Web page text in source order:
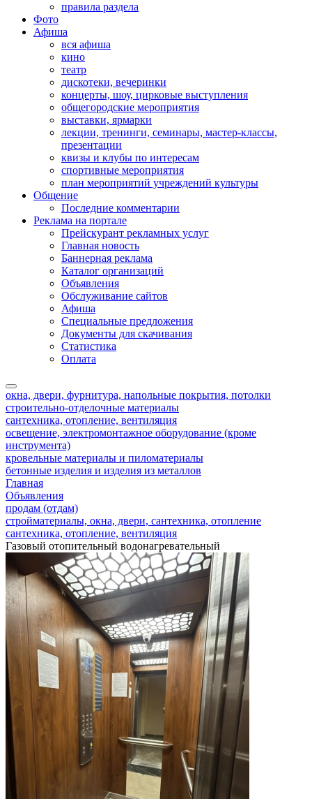
правила раздела
Фото
Афиша
вся афиша
кино
театр
дискотеки, вечеринки
концерты, шоу, цирковые выступления
общегородские мероприятия
выставки, ярмарки
лекции, тренинги, семинары, мастер-классы,
презентации
квизы и клубы по интересам
спортивные мероприятия
план мероприятий учреждений культуры
Общение
Последние комментарии
Реклама на портале
Прейскурант рекламных услуг
Главная новость
Баннерная реклама
Каталог организаций
Объявления
Обслуживание сайтов
Афиша
Специальные предложения
Документы для скачивания
Статистика
Оплата
окна, двери, фурнитура, напольные покрытия, потолки
строительно-отделочные материалы
сантехника, отопление, вентиляция
освещение, электромонтажное оборудование (кроме
инструмента)
кровельные материалы и пиломатериалы
бетонные изделия и изделия из металлов
Главная
Объявления
продам (отдам)
стройматериалы, окна, двери, сантехника, отопление
сантехника, отопление, вентиляция
Газовый отопительный водонагревательный